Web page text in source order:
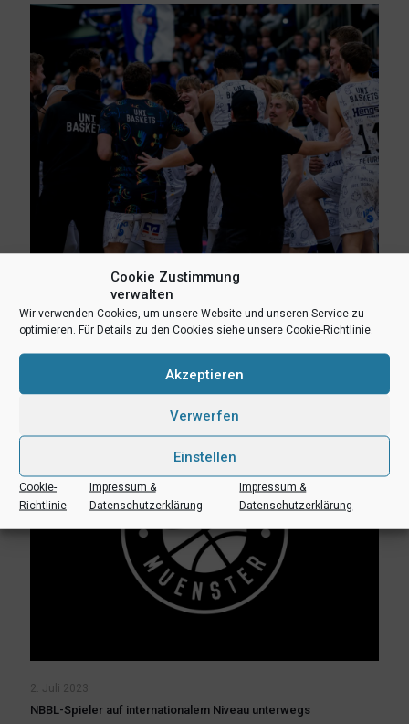
Cookie Zustimmung
verwalten
Wir verwenden Cookies, um unsere Website und unseren Service zu
optimieren. Für Details zu den Cookies siehe unsere Cookie-Richtlinie.
Akzeptieren
Verwerfen
Einstellen
Cookie-
Richtlinie
Impressum &
Datenschutzerklärung
Impressum &
Datenschutzerklärung
14. August 2024
Erweiterter Kader: Nachwuchskräfte aus den eigenen Reihen
Mehr lesen
2. Juli 2023
NBBL-Spieler auf internationalem Niveau unterwegs